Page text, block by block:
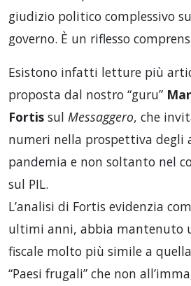
giudizio politico complessivo
governo. È un riflesso
Esistono infatti letture più
proposta dal nostro “guru”
Fortis sul Messaggero, che
numeri nella prospettiva degli
pandemia e non soltanto nel
sul PIL.
L’analisi di Fortis evidenzia
ultimi anni, abbia mantenuto
fiscale molto più simile a
“Paesi frugali” che non